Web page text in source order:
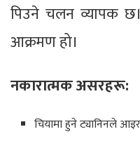
पिउने चलन व्यापक
आक्रमण हो।
नकारात्मक असरहरू:
चियामा हुने ट्यानिनले